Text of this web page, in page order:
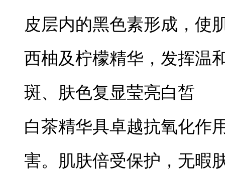
皮层内的黑色素形成，使
西柚及柠檬精华，发挥温
斑、肤色复显莹亮白皙
白茶精华具卓越抗氧化作
害。肌肤倍受保护，无暇